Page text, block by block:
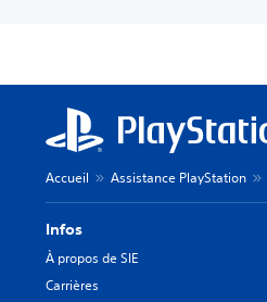
Accueil Assistance PlayStation
Infos
À propos de SIE
Carrières